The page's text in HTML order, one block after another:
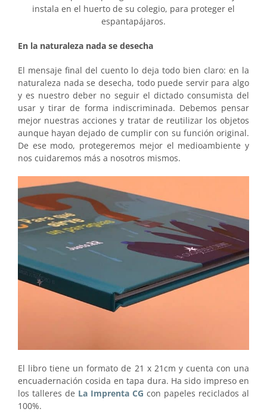
instala en el huerto de su colegio, para proteger el
espantapájaros.
En la naturaleza nada se desecha
El mensaje final del cuento lo deja todo bien claro: en la
naturaleza nada se desecha, todo puede servir para algo
y es nuestro deber no seguir el dictado consumista del
usar y tirar de forma indiscriminada. Debemos pensar
mejor nuestras acciones y tratar de reutilizar los objetos
aunque hayan dejado de cumplir con su función original.
De ese modo, protegeremos mejor el medioambiente y
nos cuidaremos más a nosotros mismos.
El libro tiene un formato de 21 x 21cm y cuenta con una
encuadernación cosida en tapa dura. Ha sido impreso en
los talleres de La Imprenta CG con papeles reciclados al
100%.